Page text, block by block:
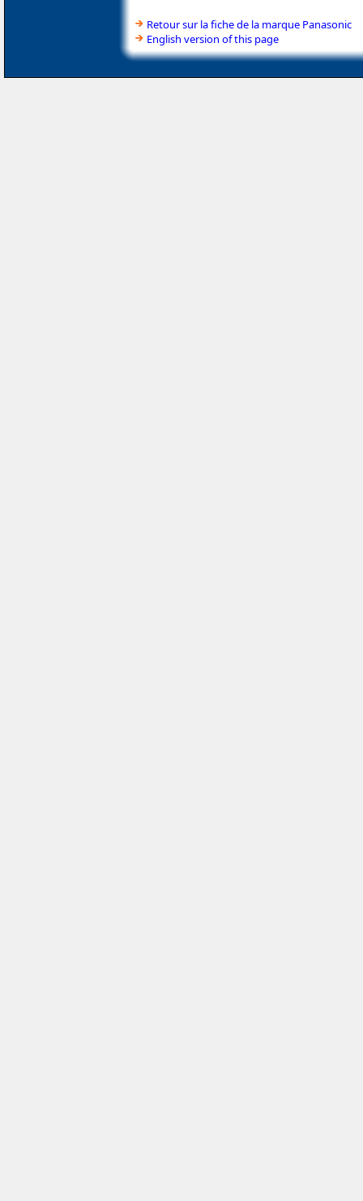
Retour sur la fiche de la marque Panasonic
English version of this page